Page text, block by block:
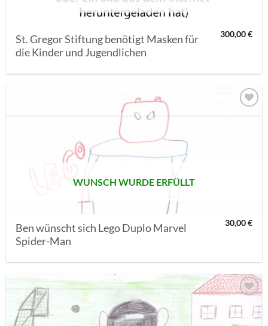
St. Gregor Stiftung benötigt Masken für
die Kinder und Jugendlichen
300,00€
WUNSCH WURDE ERFÜLLT
Ben wünscht sich Lego Duplo Marvel
Spider-Man
30,00€
AUF MEINE
MERKLISTE